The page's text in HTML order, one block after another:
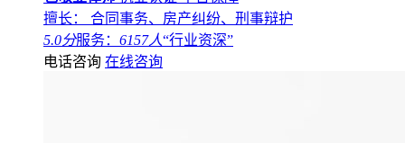
擅长： 合同事务、房产纠纷、刑事辩护
5.0分服务： 6157人“行业资深”
电话咨询 在线咨询